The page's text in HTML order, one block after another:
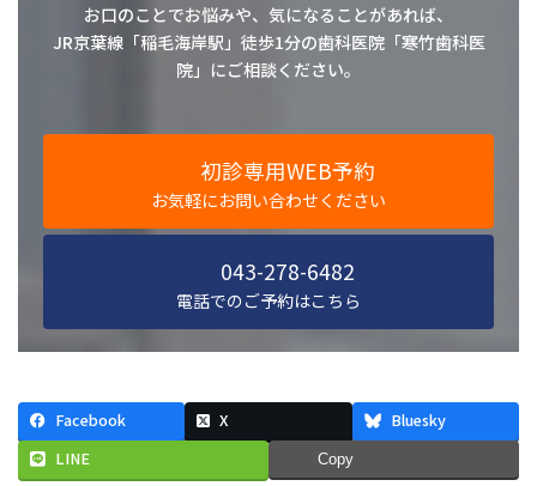
お口のことでお悩みや、気になることがあれば、
JR京葉線「稲毛海岸駅」徒歩1分の歯科医院「寒竹歯科医
院」にご相談ください。
初診専用WEB予約
お気軽にお問い合わせください
043-278-6482
電話でのご予約はこちら
Facebook X
Bluesky
LINE
Copy